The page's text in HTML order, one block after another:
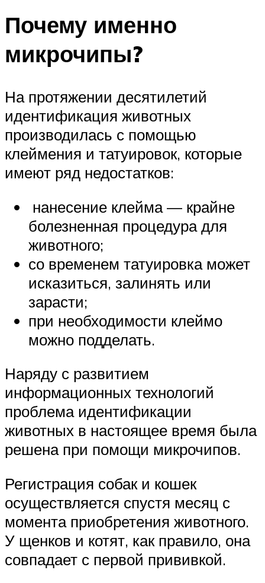
Почему именно
микрочипы?
На протяжении десятилетий
идентификация животных
производилась с помощью
клеймения и татуировок, которые
имеют ряд недостатков:
нанесение клейма — крайне
болезненная процедура для
животного;
со временем татуировка может
исказиться, залинять или
зарасти;
при необходимости клеймо
можно подделать.
Наряду с развитием
информационных технологий
проблема идентификации
животных в настоящее время была
решена при помощи микрочипов.
Регистрация собак и кошек
осуществляется спустя месяц с
момента приобретения животного.
У щенков и котят, как правило, она
совпадает с первой прививкой.